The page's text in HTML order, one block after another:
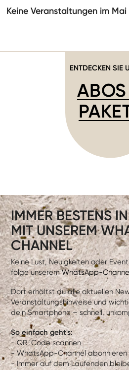
Keine Veranstaltungen im
ENTDECKEN SIE
IMMER BESTENS
MIT UNSEREM
CHANNEL
Keine Lust, Neuigkeiten oder
folge unseremWhatsApp-
Dort erhältst du alle aktuellen
Veranstaltungshinweise und
dein Smartphone – schnell,
So einfach geht's:
- QR-Code scannen
- WhatsApp-Channel abonnieren
- Immer auf dem Laufenden